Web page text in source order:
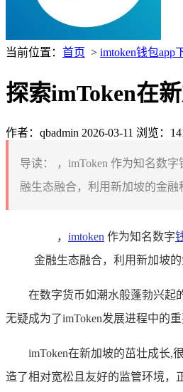
当前位置： 首页 > imtoken钱包app
探索imToken在
作者：qbadmin 2026-03-11 浏览：
导读：
，imToken 作为知名数
融生态融合，利用新加坡的金
， imtoken 作为知名数字
金融生态融合，利用新加坡
在数字货币如潮水般蓬勃兴起
无疑成为了imToken发展进程中的重
imToken在新加坡的茁壮成长,
造了相对宽松且友好的监管环境，